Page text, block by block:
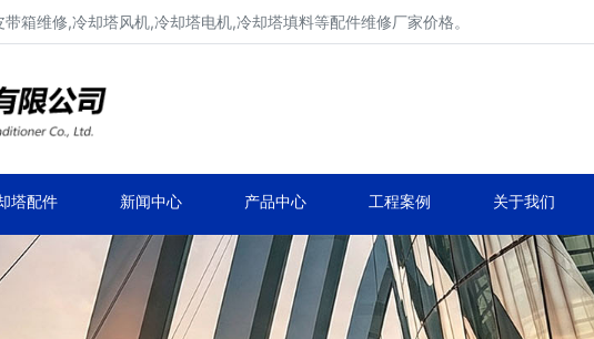
箱维修,冷却塔风机,冷却塔电机,冷却塔填料等配件维修厂家价格。
塔配件 新闻中心 产品中心 工程案例 关于我们